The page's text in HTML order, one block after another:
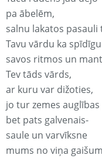
pa ābelēm,
salnu lakatos pasauli
Tavu vārdu ka
savos ritmos un
Tev tāds vārds,
ar kuru var dižoties,
jo tur zemes auglības
bet pats galvenais-
saule un varvīksne
mums no viņa